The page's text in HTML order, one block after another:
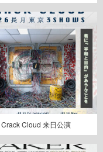
Crack Cloud 来日公演